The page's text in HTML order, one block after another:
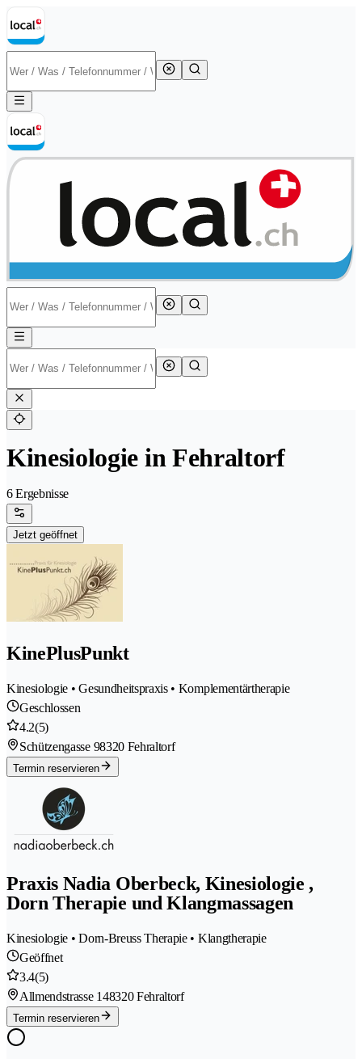
Kinesiologie in Fehraltorf
6 Ergebnisse
Jetzt geöffnet
KinePlusPunkt
Kinesiologie • Gesundheitspraxis • Komplementärtherapie
Geschlossen
4.2(5)
Schützengasse 98320 Fehraltorf
Termin reservieren
Praxis Nadia Oberbeck, Kinesiologie ,
Dorn Therapie und Klangmassagen
Kinesiologie • Dorn-Breuss Therapie • Klangtherapie
Geöffnet
3.4(5)
Allmendstrasse 148320 Fehraltorf
Termin reservieren